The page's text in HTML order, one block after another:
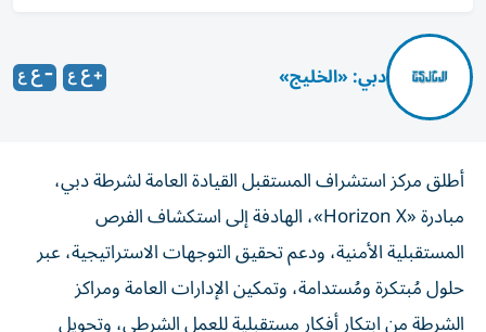
دبي: «الخليج»
أطلق مركز استشراف المستقبل القيادة العامة لشرطة دبي،
مبادرة «Horizon X»، الهادفة إلى استكشاف الفرص
المستقبلية الأمنية، ودعم تحقيق التوجهات الاستراتيجية، عبر
حلول مُبتكرة ومُستدامة، وتمكين الإدارات العامة ومراكز